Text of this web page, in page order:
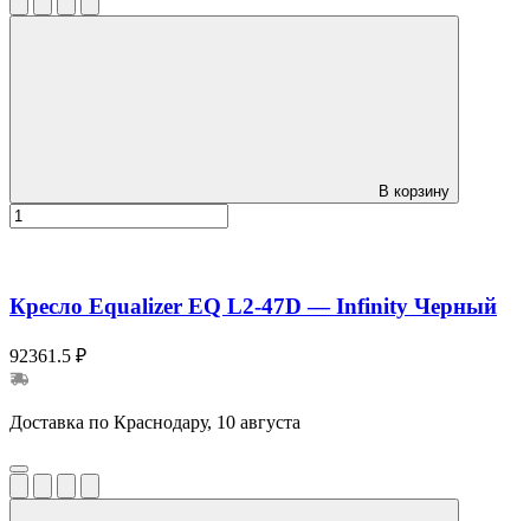
В корзину
Кресло Equalizer EQ L2-47D — Infinity Черный
92361.5 ₽
Доставка по Краснодару, 10 августа